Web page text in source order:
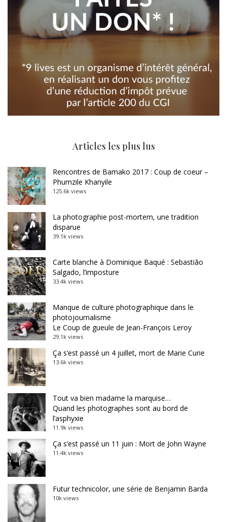
Articles les plus lus
Rencontres de Bamako 2017 : Coup de coeur –
Phumzile Khanyile
125.6k views
La photographie post-mortem, une tradition
disparue
39.1k views
Carte blanche à Dominique Baqué : Sebastião
Salgado, l’imposture
33.4k views
Manque de culture photographique dans le
photojournalisme
Le Coup de gueule de Jean-François Leroy
29.1k views
Ça s’est passé un 4 juillet, mort de Marie Curie
13.6k views
Tout va bien madame la marquise…
Quand les photographes sont au bord de
l’asphyxie
11.9k views
Ça s’est passé un 11 juin : Mort de John Wayne
11.4k views
Futur technicolor, une série de Benjamin Barda
10k views